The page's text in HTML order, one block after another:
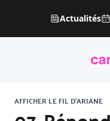
Actualités
AFFICHER LE FIL D'ARIANE